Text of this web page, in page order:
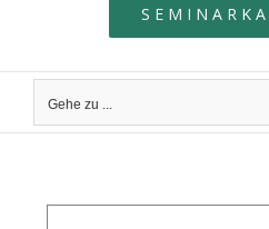
Gehe zu ...